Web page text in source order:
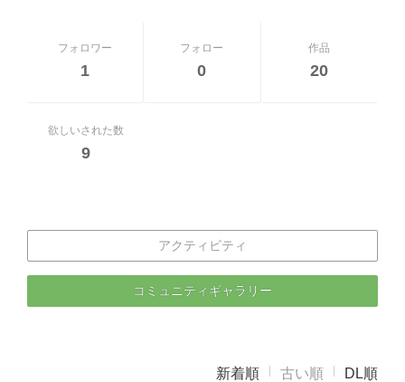
フォロワー
1
フォロー
0
作品
20
欲しいされた数
9
アクティビティ
コミュニティギャラリー
新着順 古い順 DL順